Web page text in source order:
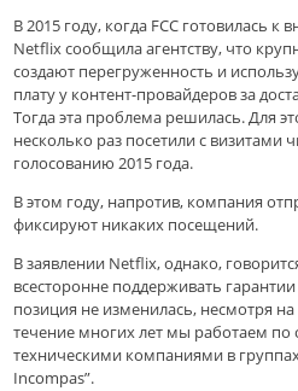
В 2015 году, когда FCC готовилась
Netflix сообщила агентству, что
создают перегруженность и
плату у контент-провайдеров за
Тогда эта проблема решилась. Для
несколько раз посетили с визитами
голосованию 2015 года.
В этом году, напротив, компания
фиксируют никаких посещений.
В заявлении Netflix, однако,
всесторонне поддерживать
позиция не изменилась, несмотря
течение многих лет мы работаем по
техническими компаниями в
Incompas”.